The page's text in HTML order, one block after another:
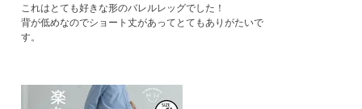
これはとても好きな形のバレルレッグでした！
背が低めなのでショート丈があってとてもありがたいで